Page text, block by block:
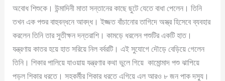
অবোধ শিশুকে। উন্মাদিনী মাতা সন্তানের কাছে ছুটে যেতে বাধা পেলেন। তিনি
তখন এক পশুর বাহুবন্ধনে আবদ্ধ। ইজ্জত বাঁচানোর তাগিদে অস্ত্র হিসেবে ব্যবহার
করলেন তিনি তার সুতীক্ষন দন্তরাশি। কামড়ে ধরলেন পশুটির একটি হাত।
যন্ত্রণায় কাতর হয়ে হাত সরিয়ে নিল বর্বরটি। এই সুযোগে দৌড়ে বেড়িয়ে গেলেন
তিনি। শিকার পালিয়ে যাওয়ায় যন্ত্রণার কথা ভুলে গিয়ে কামোন্মাদ পশু ঝাপিয়ে
পড়ল শিকার ধরতে। সহকর্মীর শিকার ধরতে এগিয়ে এল আরও ৮ জন পাক দস্যু।